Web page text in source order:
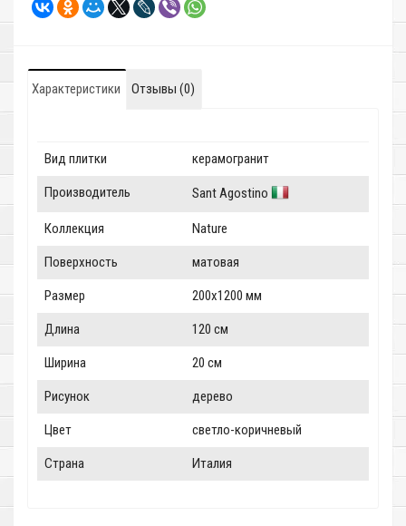
Характеристики Отзывы (0)
Вид плитки керамогранит
Производитель Sant Agostino
Коллекция Nature
Поверхность матовая
Размер 200x1200 мм
Длина 120 см
Ширина 20 см
Рисунок дерево
Цвет светло-коричневый
Страна Италия